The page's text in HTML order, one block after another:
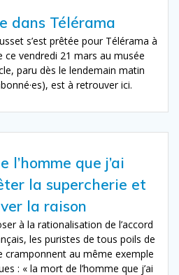
dans Télérama
s’est prêtée pour Télérama à
ce vendredi 21 mars au musée
paru dès le lendemain matin
est à retrouver ici.
l’homme que j’ai
la supercherie et
la raison
à la rationalisation de l’accord
les puristes de tous poils de
au même exemple
: « la mort de l’homme que j’ai